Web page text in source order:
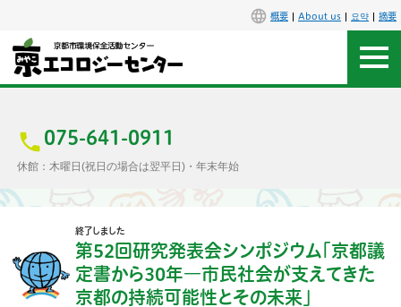
概要 About us 요약 摘要
075-641-0911
休館：木曜日(祝日の場合は翌平日)・年末年始
アクセス
施設案内
エコセンで楽しもう
終了しました
第52回研究発表会シンポジウム「京都議
定書から30年―市民社会が支えてきた
京都の持続可能性とその未来」